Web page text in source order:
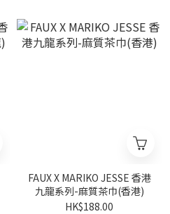
FAUX X MARIKO JESSE 香港
九龍系列-麻質茶巾(香港)
HK$188.00